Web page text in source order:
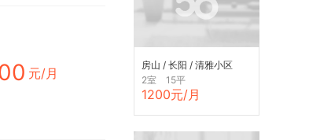
元/月
房山 / 长阳 / 清雅小区
2室 15平
1200元/月